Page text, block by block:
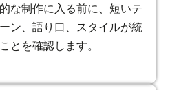
な制作に入る前に、短いテ
ン、語り口、スタイルが統
とを確認します。